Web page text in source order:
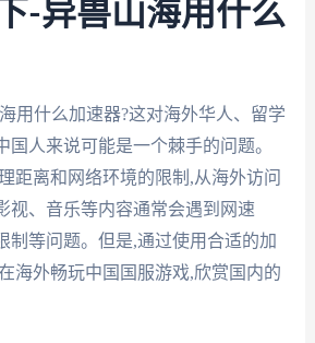
-异兽山海用什么
用什么加速器?这对海外华人、留学
国人来说可能是一个棘手的问题。
距离和网络环境的限制,从海外访问
视、音乐等内容通常会遇到网速
制等问题。但是,通过使用合适的加
海外畅玩中国国服游戏,欣赏国内的